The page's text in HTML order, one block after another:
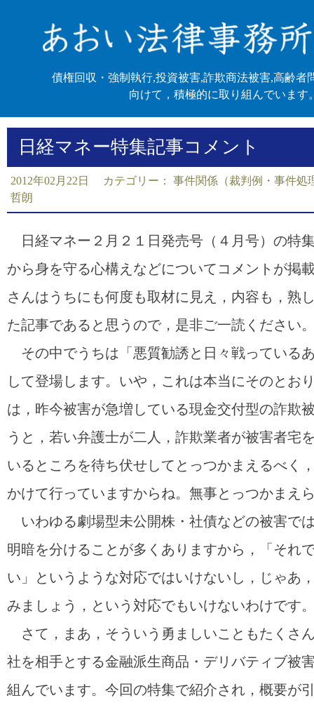
債権回収・強制執行,投資被害,詐欺商法被害,高齢者
向けて，積極的に取り組んでいます
日経マネー特集記事コメント
2012年02月22日 カテゴリー： 事件関係（裁判例・事件処
哲朗
日経マネー２月２１日発売号（４月号）の特
から身を守る心構えなどについてコメントが掲
さんはうちにも何度も取材に見え，内容も，熟
た記事であると思うので，是非ご一読ください
その中でうちは「悪質勧誘と日々戦っている
して登場します。いや，これは本当にそのとお
は，昨今被害が急増している現金交付型の詐欺
うと，若い弁護士が二人，詐欺業者が被害者宅
いるところを待ち伏せしてとっつかまえるべく
かけて行っていますからね。無事とっつかまえ
いわゆる劇場型未公開株・社債などの被害で
明暗を分けることが多くありますから，「それ
い」というような対応ではいけないし，じゃあ
みましょう，という対応でもいけないわけです
さて，まあ，そういう勇ましいこともたくさ
社を相手とする金融派生商品・デリバティブ被
組んでいます。今回の特集で紹介され，概要が